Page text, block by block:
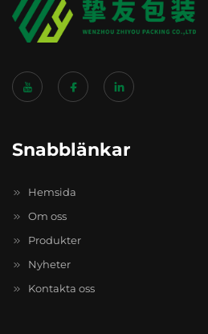
Snabblänkar
Hemsida
Om oss
Produkter
Nyheter
Kontakta oss